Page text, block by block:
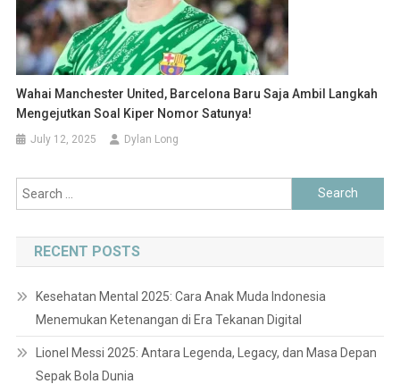
Wahai Manchester United, Barcelona Baru Saja Ambil Langkah
Mengejutkan Soal Kiper Nomor Satunya!
July 12, 2025 Dylan Long
Search
for:
RECENT POSTS
Kesehatan Mental 2025: Cara Anak Muda Indonesia
Menemukan Ketenangan di Era Tekanan Digital
Lionel Messi 2025: Antara Legenda, Legacy, dan Masa Depan
Sepak Bola Dunia